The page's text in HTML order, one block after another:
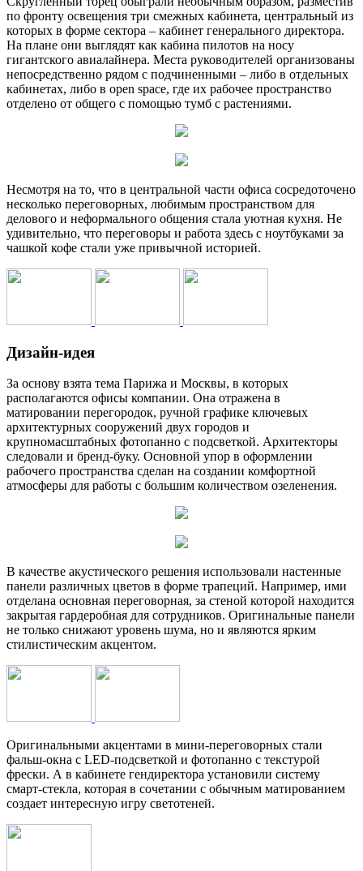
по фронту освещения три смежных кабинета, центральный из
которых в форме сектора – кабинет генерального директора.
На плане они выглядят как кабина пилотов на носу
гигантского авиалайнера. Места руководителей организованы
непосредственно рядом с подчиненными – либо в отдельных
кабинетах, либо в open space, где их рабочее пространство
отделено от общего с помощью тумб с растениями.
Несмотря на то, что в центральной части офиса сосредоточено
несколько переговорных, любимым пространством для
делового и неформального общения стала уютная кухня. Не
удивительно, что переговоры и работа здесь с ноутбуками за
чашкой кофе стали уже привычной историей.
Дизайн-идея
За основу взята тема Парижа и Москвы, в которых
располагаются офисы компании. Она отражена в
матировании перегородок, ручной графике ключевых
архитектурных сооружений двух городов и
крупномасштабных фотопанно с подсветкой. Архитекторы
следовали и бренд-буку. Основной упор в оформлении
рабочего пространства сделан на создании комфортной
атмосферы для работы с большим количеством озеленения.
В качестве акустического решения использовали настенные
панели различных цветов в форме трапеций. Например, ими
отделана основная переговорная, за стеной которой находится
закрытая гардеробная для сотрудников. Оригинальные панели
не только снижают уровень шума, но и являются ярким
стилистическим акцентом.
Оригинальными акцентами в мини-переговорных стали
фальш-окна с LED-подсветкой и фотопанно с текстурой
фрески. А в кабинете гендиректора установили систему
смарт-стекла, которая в сочетании с обычным матированием
создает интересную игру светотеней.